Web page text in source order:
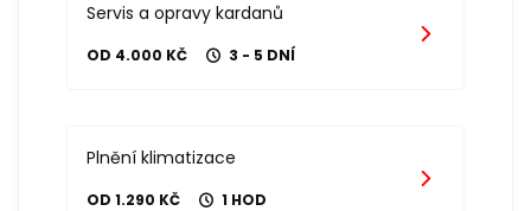
Servis a opravy kardanů
OD 4.000 KČ 3 - 5 DNÍ
Plnění klimatizace
OD 1.290 KČ 1 HOD